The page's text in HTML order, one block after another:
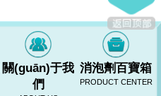
關(guān)于我
們
消泡劑百寶箱
PRODUCT CENTER